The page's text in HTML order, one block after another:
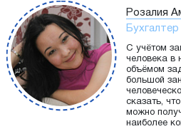
Розалия
Бухгалтер
С учётом
человека в
объёмом
большой
сказать,
можно
наиболее